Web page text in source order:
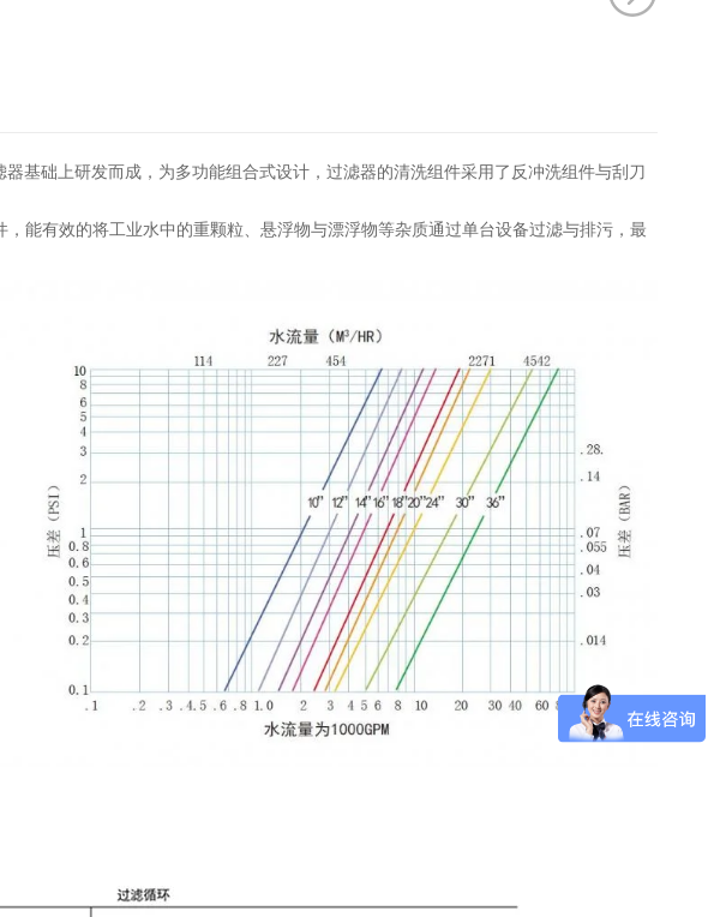
础上研发而成，为多功能组合式设计，过滤器的清洗组件采用了反冲洗组件与刮刀
能有效的将工业水中的重颗粒、悬浮物与漂浮物等杂质通过单台设备过滤与排污，最